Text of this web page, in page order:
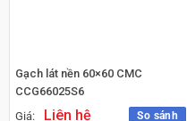
So sánh
Gạch lát nền 60×60 CMC
CCG66025S6
Giá:
Liên hệ